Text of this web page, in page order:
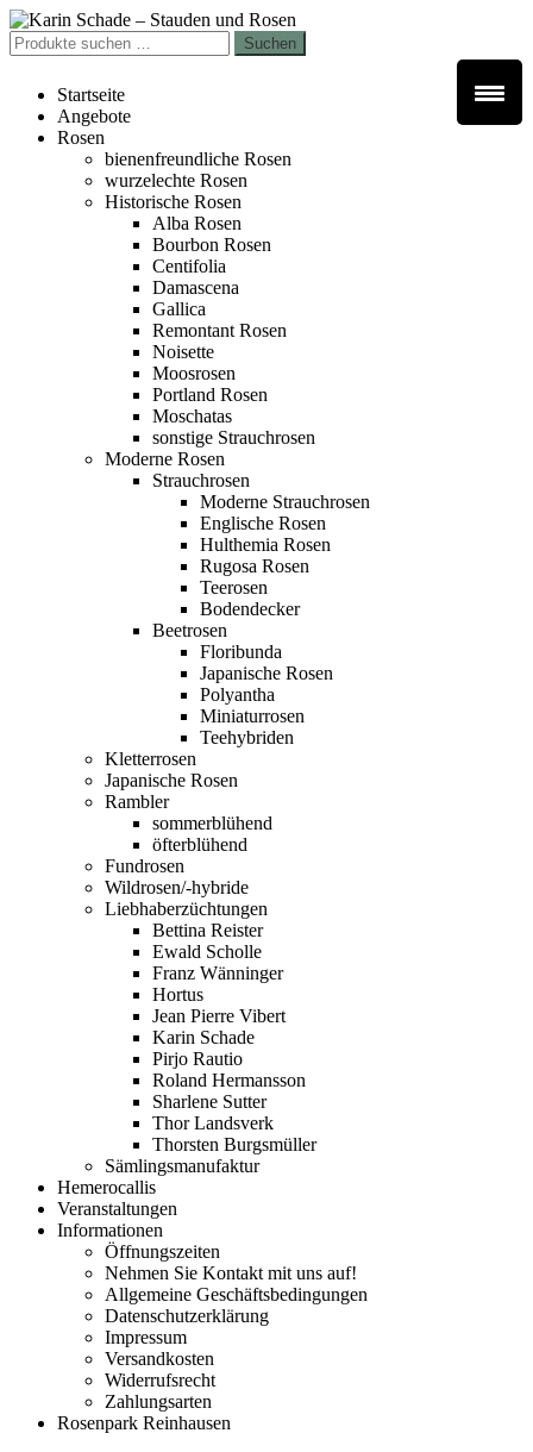
Zur
Navigation
springen
Zum
Inhalt
springen
Suchen
nach:
Suchen
Startseite
Angebote
Rosen
bienenfreundliche Rosen
wurzelechte Rosen
Historische Rosen
Alba Rosen
Bourbon Rosen
Centifolia
Damascena
Gallica
Remontant Rosen
Noisette
Moosrosen
Portland Rosen
Moschatas
sonstige Strauchrosen
Moderne Rosen
Strauchrosen
Moderne Strauchrosen
Englische Rosen
Hulthemia Rosen
Rugosa Rosen
Teerosen
Bodendecker
Beetrosen
Floribunda
Japanische Rosen
Polyantha
Miniaturrosen
Teehybriden
Kletterrosen
Japanische Rosen
Rambler
sommerblühend
öfterblühend
Fundrosen
Wildrosen/-hybride
Liebhaberzüchtungen
Bettina Reister
Ewald Scholle
Franz Wänninger
Hortus
Jean Pierre Vibert
Karin Schade
Pirjo Rautio
Roland Hermansson
Sharlene Sutter
Thor Landsverk
Thorsten Burgsmüller
Sämlingsmanufaktur
Hemerocallis
Veranstaltungen
Informationen
Öffnungszeiten
Nehmen Sie Kontakt mit uns auf!
Allgemeine Geschäftsbedingungen
Datenschutzerklärung
Impressum
Versandkosten
Widerrufsrecht
Zahlungsarten
Rosenpark Reinhausen